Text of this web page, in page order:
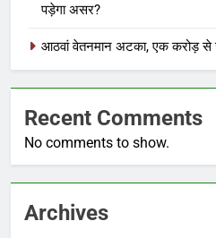
पड़ेगा असर?
आठवां वेतनमान अटका, एक करोड़ से
Recent Comments
No comments to show.
Archives